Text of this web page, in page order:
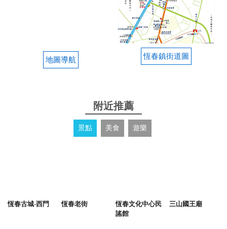
地圖導航 恆春鎮街道圖
附近推薦
景點 美食 遊樂
恆春古城-西門 恆春老街
恆春文化中心民
謠館
三山國王廟